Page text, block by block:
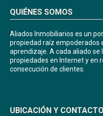
QUIÉNES SOMOS
Aliados Inmobiliarios es un
propiedad raíz empoderados
aprendizaje. A cada aliado se
propiedades en Internet y en
consecución de clientes.
UBICACIÓN Y CONTACTO